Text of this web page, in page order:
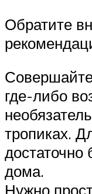
Обратите
где-либо
тропиках.
достаточно
дома.
Нужно